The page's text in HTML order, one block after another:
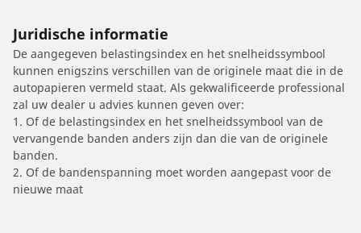
Juridische informatie
De aangegeven belastingsindex en het snelheidssymbool
kunnen enigszins verschillen van de originele maat die in de
autopapieren vermeld staat. Als gekwalificeerde professional
zal uw dealer u advies kunnen geven over:
1. Of de belastingsindex en het snelheidssymbool van de
vervangende banden anders zijn dan die van de originele
banden.
2. Of de bandenspanning moet worden aangepast voor de
nieuwe maat